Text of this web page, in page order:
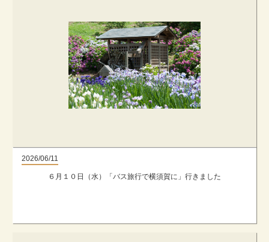
2026/06/11
６月１０日（水）「バス旅行で横須賀に」行きました